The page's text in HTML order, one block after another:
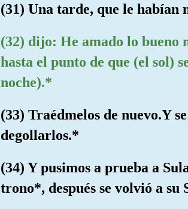
(31) Una tarde, que le habían
(32) dijo: He amado lo bueno
hasta el punto de que (el sol)
noche).*
(33) Traédmelos de nuevo.Y
degollarlos.*
(34) Y pusimos a prueba a
trono*, después se volvió a su